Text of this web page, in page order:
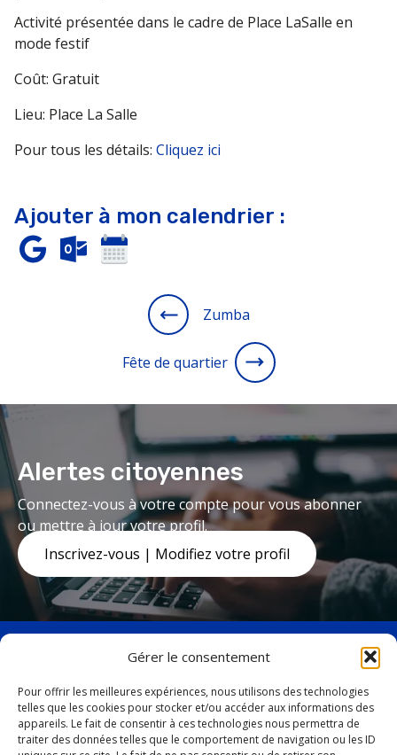
Gérer le consentement
Pour offrir les meilleures expériences, nous utilisons des technologies
telles que les cookies pour stocker et/ou accéder aux informations des
appareils. Le fait de consentir à ces technologies nous permettra de
traiter des données telles que le comportement de navigation ou les ID
Activité présentée dans le cadre de Place LaSalle en
mode festif
Coût: Gratuit
Lieu: Place La Salle
Pour tous les détails: Cliquez ici
Ajouter à mon calendrier :
Zumba
Fête de quartier
Alertes citoyennes
Connectez-vous à votre compte pour vous abonner
ou mettre à jour votre profil.
Inscrivez-vous | Modifiez votre profil
facebook
twitter
19, avenue Marquette,